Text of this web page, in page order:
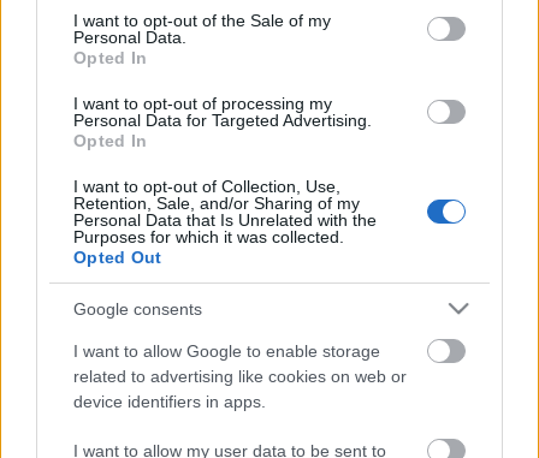
consent section.
I want to opt-out of the Sale of my
Personal Data.
Opted In
I want to opt-out of processing my
Personal Data for Targeted Advertising.
Opted In
I want to opt-out of Collection, Use,
Retention, Sale, and/or Sharing of my
Personal Data that Is Unrelated with the
Purposes for which it was collected.
Opted Out
Google consents
I want to allow Google to enable storage
related to advertising like cookies on web or
device identifiers in apps.
I want to allow my user data to be sent to
Régi és új étkek, mai ízek: fügechutney
Akiknek van kertje és fügefája, Ők biztosan tudják,
hogy folytontermő növényről van szó. Irigylem őket. A
blogon több recept is található e nagyon finom
gyümölcs felhasználására. Most egy különleges
receptet osztok meg veletek. Sűlt, grillezett
húsokhoz, rántott sajthoz tökéletes kiegészítő, de
finom lehet kalácsra kenve is. Ez az adag 1 db 720 ml-es
üveghez való. Érdemes egy adagot készíteni és meg